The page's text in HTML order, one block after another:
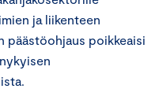
ja liikenteen
päästöohjaus poikkeaisi